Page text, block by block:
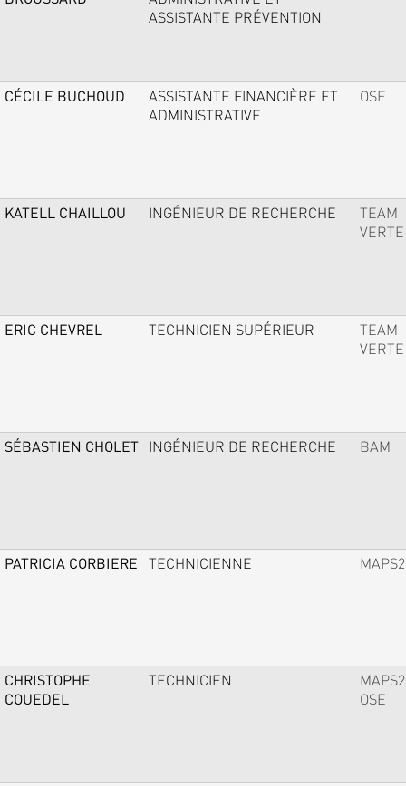
ASSISTANTE PRÉVENTION
CÉCILE BUCHOUD
ASSISTANTE FINANCIÈRE ET
ADMINISTRATIVE
OSE
KATELL CHAILLOU INGÉNIEUR DE RECHERCHE
TEAM
VERTE
ERIC CHEVREL TECHNICIEN SUPÉRIEUR
TEAM
VERTE
SÉBASTIEN CHOLET INGÉNIEUR DE RECHERCHE BAM
PATRICIA CORBIERE TECHNICIENNE MAPS2
CHRISTOPHE
COUEDEL
TECHNICIEN
MAPS2
OSE